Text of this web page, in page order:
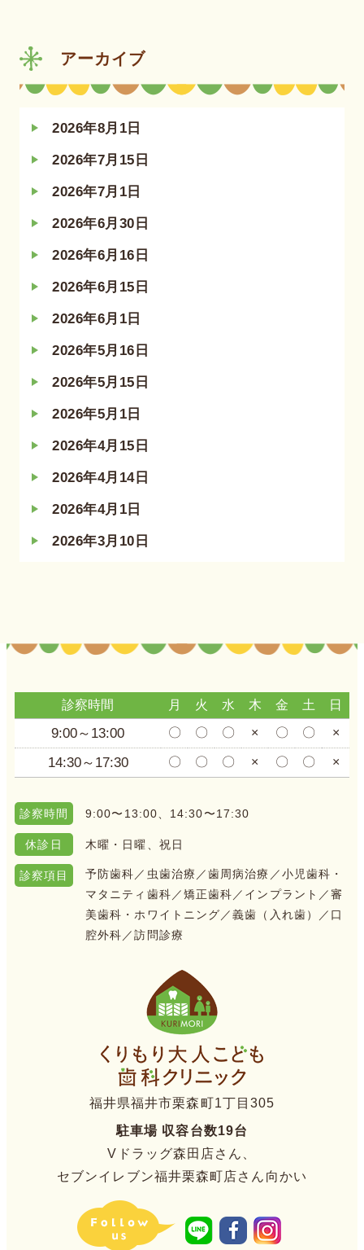
アーカイブ
2026年8月1日
2026年7月15日
2026年7月1日
2026年6月30日
2026年6月16日
2026年6月15日
2026年6月1日
2026年5月16日
2026年5月15日
2026年5月1日
2026年4月15日
2026年4月14日
2026年4月1日
2026年3月10日
福井県福井市栗森町1丁目305
駐車場 収容台数19台
Vドラッグ森田店さん、
セブンイレブン福井栗森町店さん向かい
診察時間 月 火 水 木 金 土 日
9:00～13:00 〇 〇 〇 × 〇 〇 ×
14:30～17:30 〇 〇 〇 × 〇 〇 ×
診察時間 9:00〜13:00、14:30〜17:30
休診日 木曜・日曜、祝日
診察項目
予防歯科／虫歯治療／歯周病治療／小児歯科・
マタニティ歯科／矯正歯科／ インプラント／審
美歯科・ホワイトニング／義歯（入れ歯）／口
腔外科／訪問診療